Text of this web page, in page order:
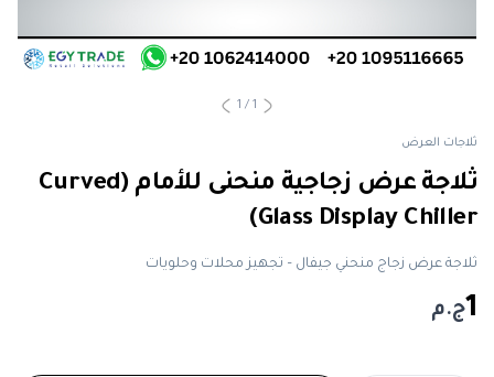
1
/
1
ثلاجات العرض
ثلاجة عرض زجاجية منحنى للأمام (Curved
Glass Display Chiller)
ثلاجة عرض زجاج منحني جيفال – تجهيز محلات وحلويات
1ج.م